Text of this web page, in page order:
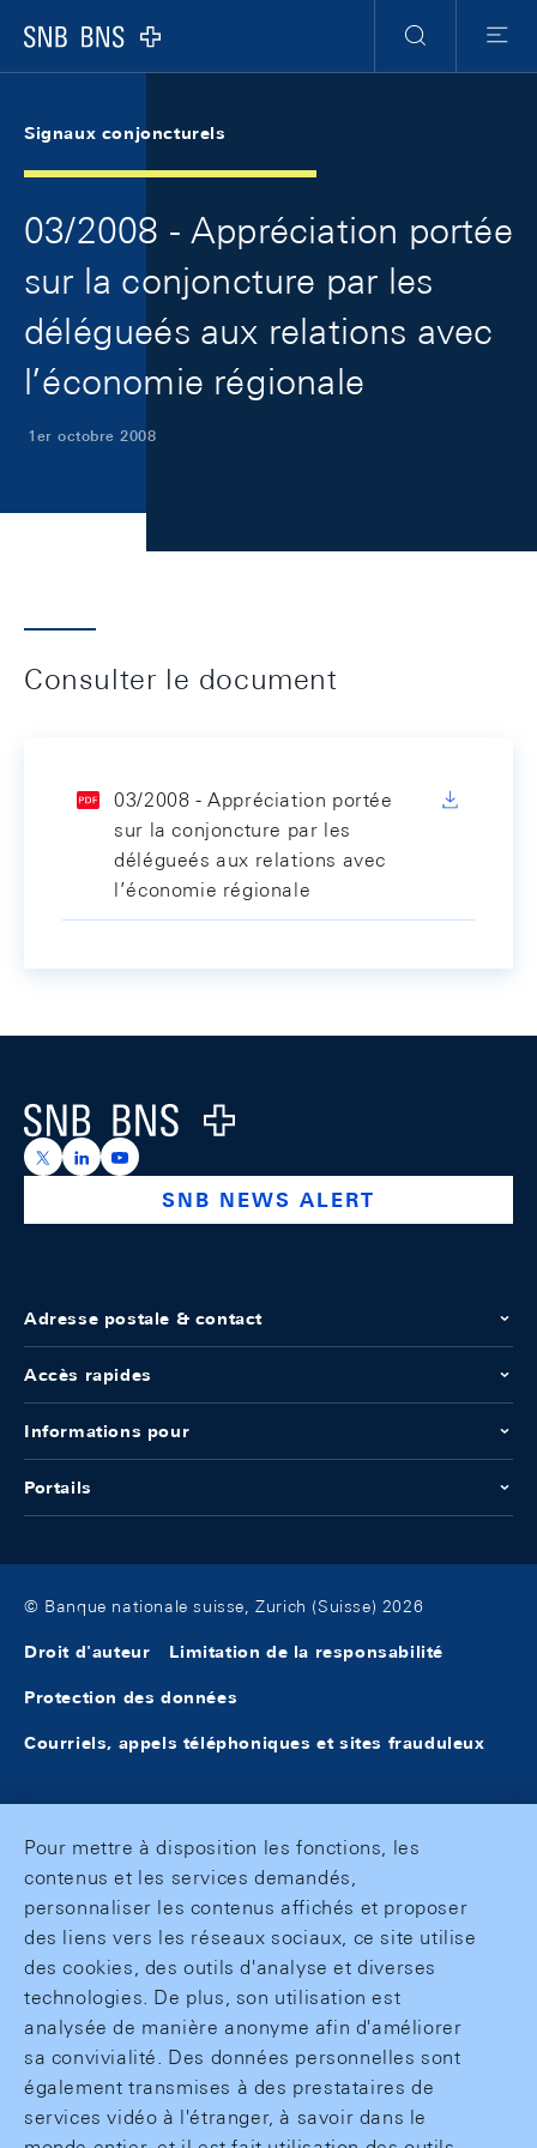
Logo
RechercheMenu
Signaux conjoncturels
03/2008 - Appréciation portée
sur la conjoncture par les
délégueés aux relations avec
l’économie régionale
1er octobre 2008
Consulter le document
03/2008 - Appréciation portée
sur la conjoncture par les
délégueés aux relations avec
l’économie régionale
Logo
https://x.com/snb_bns
https://ch.linkedin.com/company/swiss-national-
https://www.youtube.com/@swissnationalbank
SNB NEWS ALERT
Adresse postale & contact
Accès rapides
Informations pour
Portails
© Banque nationale suisse, Zurich (Suisse) 2026
Droit d'auteur Limitation de la responsabilité
Protection des données
Courriels, appels téléphoniques et sites frauduleux
Pour mettre à disposition les fonctions, les
contenus et les services demandés,
personnaliser les contenus affichés et proposer
des liens vers les réseaux sociaux, ce site utilise
des cookies, des outils d'analyse et diverses
technologies. De plus, son utilisation est
analysée de manière anonyme afin d'améliorer
sa convivialité. Des données personnelles sont
également transmises à des prestataires de
services vidéo à l'étranger, à savoir dans le